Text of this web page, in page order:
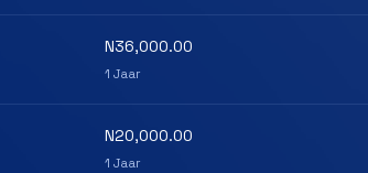
N36,000.00
1 Jaar
N20,000.00
1 Jaar